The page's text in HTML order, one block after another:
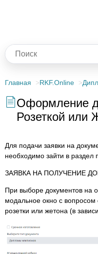
Главная RKF.Online
Оформление
Розеткой или
Для подачи заявки на
необходимо зайти в раздел
ЗАЯВКА НА ПОЛУЧЕНИЕ
При выборе документов на
модальное окно с
розетки или жетона (в